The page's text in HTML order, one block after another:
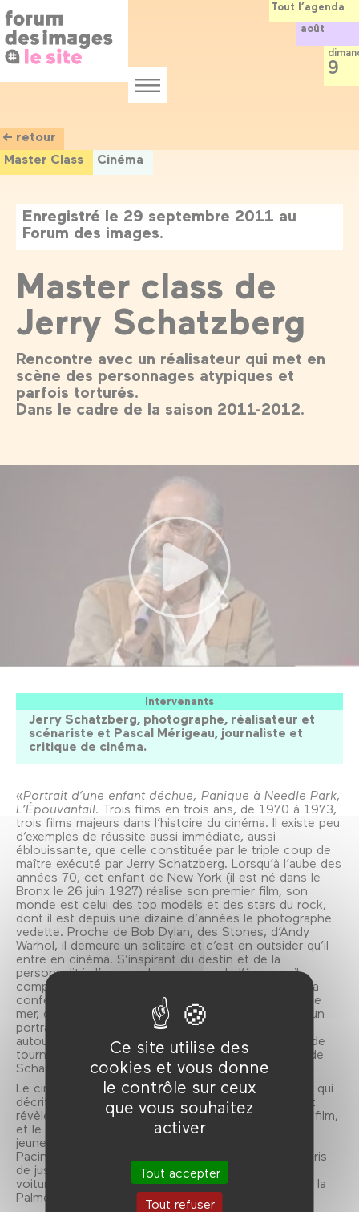
Ce site utilise des
cookies et vous donne
le contrôle sur ceux
que vous souhaitez
activer
Tout accepter
Tout refuser
au
contenu
principal
Menu
← retour
Master Class
Cinéma
Enregistré le 29 septembre 2011 au
Forum des images.
Master class de
Jerry Schatzberg
Rencontre avec un réalisateur qui met en
scène des personnages atypiques et
parfois torturés.
Dans le cadre de la saison 2011-2012.
Intervenants
Jerry Schatzberg, photographe, réalisateur et
scénariste et Pascal Mérigeau, journaliste et
critique de cinéma.
«Portrait d’une enfant déchue, Panique à Needle Park,
L’Épouvantail. Trois films en trois ans, de 1970 à 1973,
trois films majeurs dans l’histoire du cinéma. Il existe peu
d’exemples de réussite aussi immédiate, aussi
éblouissante, que celle constituée par le triple coup de
maître exécuté par Jerry Schatzberg. Lorsqu’à l’aube des
années 70, cet enfant de New York (il est né dans le
Bronx le 26 juin 1927) réalise son premier film, son
monde est celui des top models et des stars du rock,
dont il est depuis une dizaine d’années le photographe
vedette. Proche de Bob Dylan, des Stones, d’Andy
Warhol, il demeure un solitaire et c’est en outsider qu’il
entre en cinéma. S’inspirant du destin et de la
personnalité d’un grand mannequin de l’époque, il
compose
à partir de la
confession, enregistrée dans une maison de bord de
mer, d’une ancienne égérie de la mode : plus que d’un
portrait, il s’agit en vérité d’un puzzle, qui s’organise
autour du visage de Faye Dunaway. L’actrice venait de
tourner
Bonnie and Clyde , elle avait partagé la vie de
Schatzberg, elle est sublime dans le film.
Le cinéaste enchaîne avec Panique à Needle Park
, qui
décrit la vie de jeunes héroïnomanes new-yorkais et
révèle Al Pacino, dont c’est seulement le deuxième film,
et le premier grand rôle. Puis Schatzberg associe le
jeune acteur à Gene Hackman dans
Pacino incarne un marin à la dérive, Hackman un repris
de justice qui rêve d’ouvrir une station de lavage de
voitures, ensemble ils font la route, le film remporte la
Palme d’or en 1973.» - Pascal Mérigeau.
Tout l’agenda
août
9